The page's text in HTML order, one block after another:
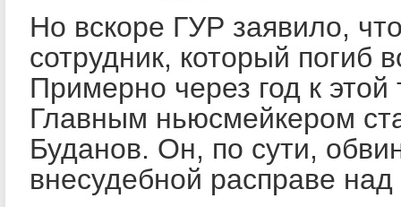
Но вскоре ГУР заявило,
сотрудник, который погиб
Примерно через год к
Главным ньюсмейкером
Буданов. Он, по сути,
внесудебной расправе